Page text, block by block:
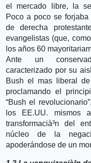
el mercado libre, la
Poco a poco se
de derecha
evangelistas (que,
los años 60
Ante un
caracterizado por su
Bush el mas liberal
proclamando el
“Bush el
los EE.UU. mismos
transformacià³n del
núcleo de la
apoderándose de un